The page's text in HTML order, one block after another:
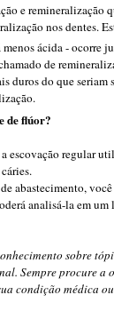
e remineralização
nos dentes.
ácida - ocorre
de
duros do que
de flúor?
escovação regular
abastecimento,
analisá-la em
sobre
Sempre procure a
condição médica